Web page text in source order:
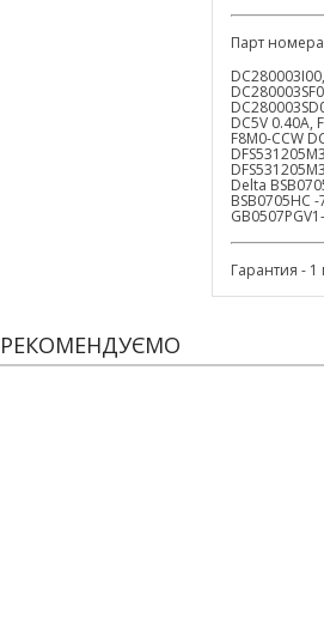
Парт
DC5V 0.40A,
F8M0-CCW
Delta
BSB0705HC
Гарантия - 1
РЕКОМЕНДУЄМО